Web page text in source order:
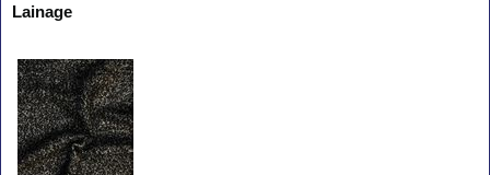
Lainage